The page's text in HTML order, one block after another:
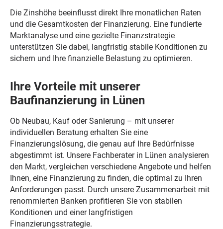
Die Zinshöhe beeinflusst direkt Ihre monatlichen Raten
und die Gesamtkosten der Finanzierung. Eine fundierte
Marktanalyse und eine gezielte Finanzstrategie
unterstützen Sie dabei, langfristig stabile Konditionen zu
sichern und Ihre finanzielle Belastung zu optimieren.
Ihre Vorteile mit unserer
Baufinanzierung in Lünen
Ob Neubau, Kauf oder Sanierung – mit unserer
individuellen Beratung erhalten Sie eine
Finanzierungslösung, die genau auf Ihre Bedürfnisse
abgestimmt ist. Unsere Fachberater in Lünen analysieren
den Markt, vergleichen verschiedene Angebote und helfen
Ihnen, eine Finanzierung zu finden, die optimal zu Ihren
Anforderungen passt. Durch unsere Zusammenarbeit mit
renommierten Banken profitieren Sie von stabilen
Konditionen und einer langfristigen
Finanzierungsstrategie.